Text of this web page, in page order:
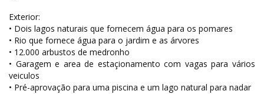
Exterior:
• Dois lagos naturais que fornecem água para os pomares
• Rio que fornece água para o jardim e as árvores
• 12.000 arbustos de medronho
• Garagem e area de estaçionamento com vagas para vários
veiculos
• Pré-aprovação para uma piscina e um lago natural para nadar